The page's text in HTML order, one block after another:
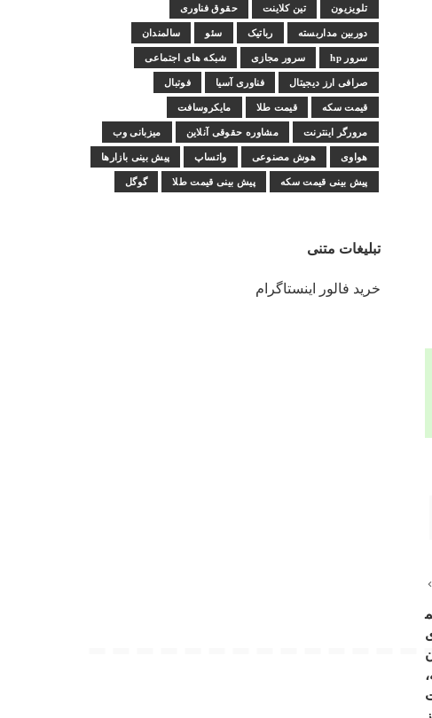
تلویزیون تین کلاینت حقوق فناوری
دوربین مداربسته رباتیک سئو سالمندان
سرور hp سرور مجازی شبکه های اجتماعی
صرافی ارز دیجیتال فناوری آسیا فوتبال
قیمت سکه قیمت طلا مایکروسافت
مرورگر اینترنت مشاوره حقوقی آنلاین میزبانی وب
هواوی هوش مصنوعی واتساپ پیش بینی بازارها
پیش بینی قیمت سکه پیش بینی قیمت طلا گوگل
تبلیغات متنی
خرید فالور اینستاگرام